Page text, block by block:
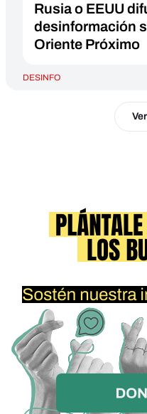
Rusia o EEUU
desinformación
Oriente Próximo
DESINFO